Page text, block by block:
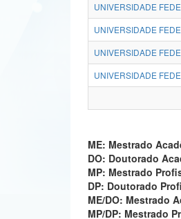
UNIVERSIDADE
UNIVERSIDADE
UNIVERSIDADE
UNIVERSIDADE
ME: Mestrado
DO: Doutorado
MP: Mestrado
DP: Doutorado
ME/DO: Mestrado
MP/DP: Mestrado